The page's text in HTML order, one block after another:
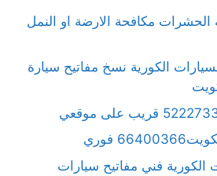
مكافحة الارضة او النمل
الكورية نسخ مفاتيح سيارة
فوري
الكورية فني مفاتيح سيارات